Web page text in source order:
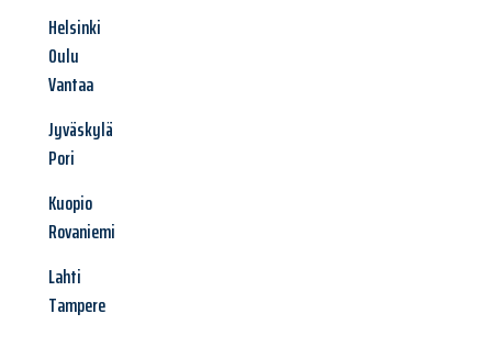
Helsinki
Oulu
Vantaa
Jyväskylä
Pori
Kuopio
Rovaniemi
Lahti
Tampere